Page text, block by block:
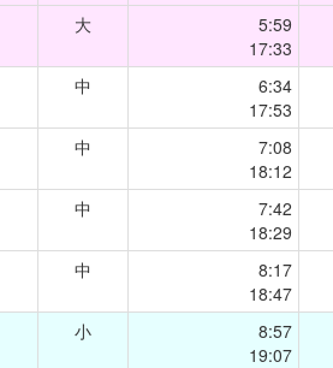
大
5:59
17:33
中
6:34
17:53
中
7:08
18:12
中
7:42
18:29
中
8:17
18:47
小
8:57
19:07